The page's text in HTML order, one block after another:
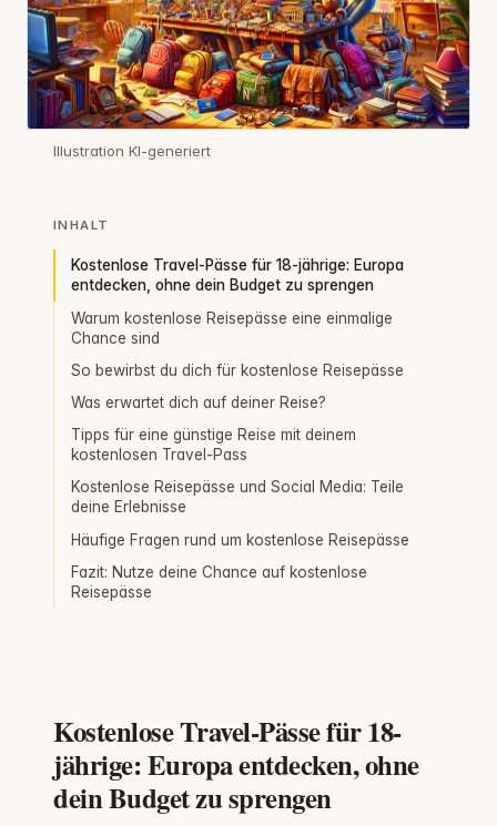
Illustration KI-generiert
INHALT
Kostenlose Travel-Pässe für 18-jährige: Europa
entdecken, ohne dein Budget zu sprengen
Warum kostenlose Reisepässe eine einmalige
Chance sind
So bewirbst du dich für kostenlose Reisepässe
Was erwartet dich auf deiner Reise?
Tipps für eine günstige Reise mit deinem
kostenlosen Travel-Pass
Kostenlose Reisepässe und Social Media: Teile
deine Erlebnisse
Häufige Fragen rund um kostenlose Reisepässe
Fazit: Nutze deine Chance auf kostenlose
Reisepässe
Kostenlose Travel-Pässe für 18-
jährige: Europa entdecken, ohne
dein Budget zu sprengen